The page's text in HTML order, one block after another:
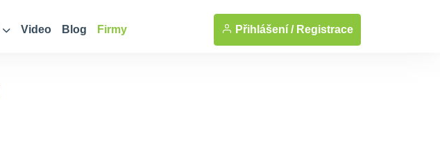
Video Blog Firmy Přihlášení / Registrace
... Zobrazit fotografie